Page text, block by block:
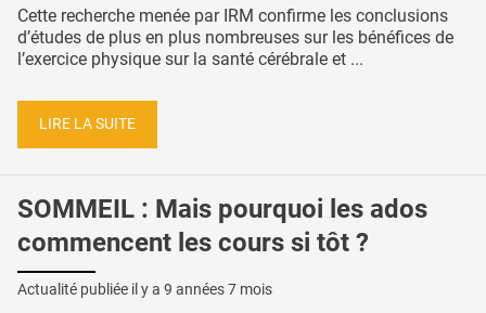
Cette recherche menée par IRM confirme les conclusions
d’études de plus en plus nombreuses sur les bénéfices de
l’exercice physique sur la santé cérébrale et ...
LIRE LA SUITE
SOMMEIL : Mais pourquoi les ados
commencent les cours si tôt ?
Actualité publiée il y a 9 années 7 mois